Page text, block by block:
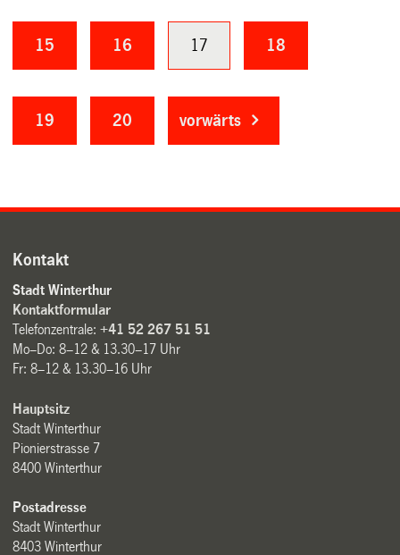
15 16 17 18
19 20 vorwärts
Kontakt
Stadt Winterthur
Kontaktformular
Telefonzentrale:+41 52 267 51 51
Mo–Do: 8–12 & 13.30–17 Uhr
Fr: 8–12 & 13.30–16 Uhr
Hauptsitz
Stadt Winterthur
Pionierstrasse 7
8400 Winterthur
Postadresse
Stadt Winterthur
8403 Winterthur